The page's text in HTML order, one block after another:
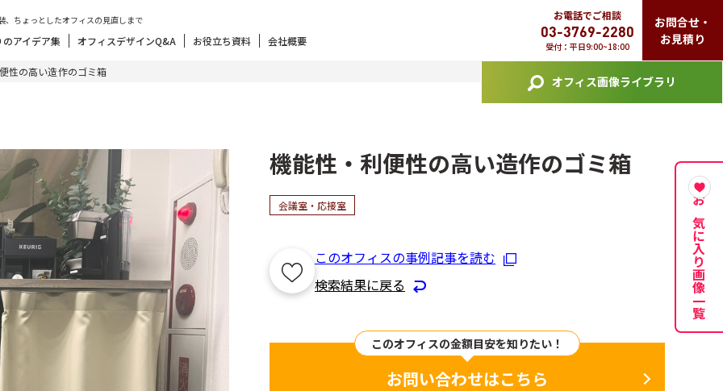
、ちょっとしたオフィスの見直しまで
アイデア集 オフィスデザインQ&A お役立ち資料 会社概要
お電話でご相談
03-3769-2280
受付：平日9:00~18:00
お問合せ・
お見積り
オフィス画像ライブラリ
性の高い造作のゴミ箱
機能性・利便性の高い造作のゴミ箱
会議室・応接室
このオフィスの事例記事を読む
検索結果に戻る
このオフィスの金額目安を知りたい！
お問い合わせはこちら
お気に入り画像一覧